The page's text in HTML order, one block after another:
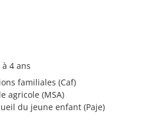
4 ans
familiales (Caf)
agricole (MSA)
du jeune enfant (Paje)